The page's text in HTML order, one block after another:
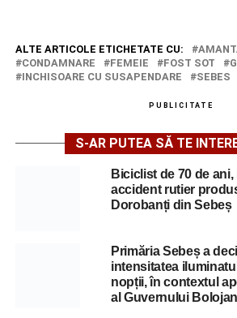
ALTE ARTICOLE ETICHETATE CU:
CONDAMNARE
FEMEIE FOST SOT
INCHISOARE CU SUSAPENDARE
SEBES
PUBLICITATE
S-AR PUTEA SĂ TE
Biciclist de 70 de
accident rutier
Dorobanți din Sebeș
Primăria Sebeș a
intensitatea
nopții, în contextul
al Guvernului Bolojan